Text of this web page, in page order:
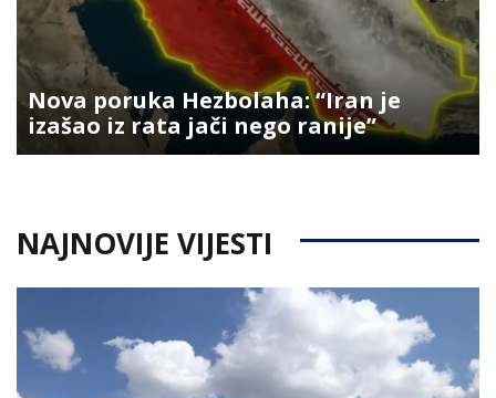
Nova poruka Hezbolaha: “Iran je
izašao iz rata jači nego ranije”
NAJNOVIJE VIJESTI